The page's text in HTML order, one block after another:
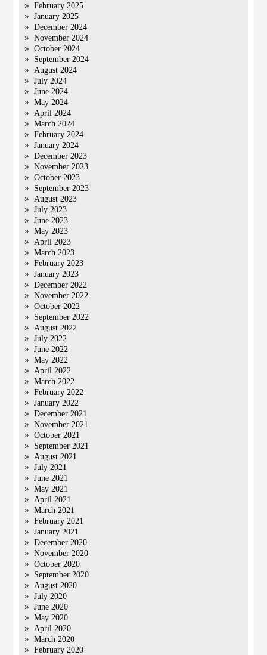
February 2025
January 2025
December 2024
November 2024
October 2024
September 2024
August 2024
July 2024
June 2024
May 2024
April 2024
March 2024
February 2024
January 2024
December 2023
November 2023
October 2023
September 2023
August 2023
July 2023
June 2023
May 2023
April 2023
March 2023
February 2023
January 2023
December 2022
November 2022
October 2022
September 2022
August 2022
July 2022
June 2022
May 2022
April 2022
March 2022
February 2022
January 2022
December 2021
November 2021
October 2021
September 2021
August 2021
July 2021
June 2021
May 2021
April 2021
March 2021
February 2021
January 2021
December 2020
November 2020
October 2020
September 2020
August 2020
July 2020
June 2020
May 2020
April 2020
March 2020
February 2020